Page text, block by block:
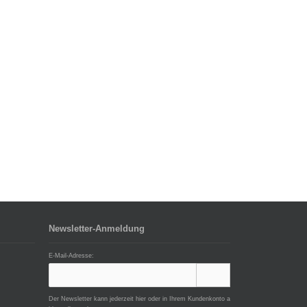
Newsletter-Anmeldung
E-Mail-Adresse:
Der Newsletter kann jederzeit hier oder in Ihrem Kundenkonto a